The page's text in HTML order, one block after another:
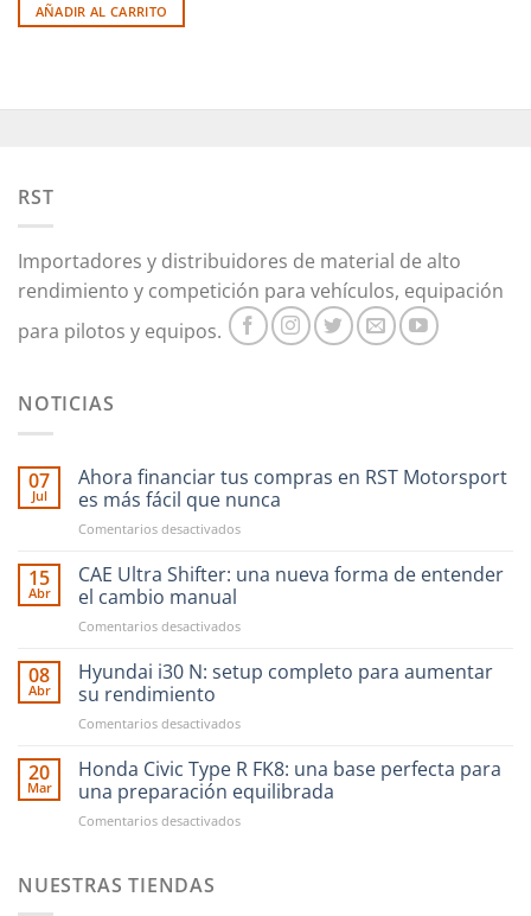
AÑADIR AL CARRITO
RST
Importadores y distribuidores de material de alto
rendimiento y competición para vehículos, equipación
para pilotos y equipos.
NOTICIAS
07
Jul
Ahora financiar tus compras en RST Motorsport
es más fácil que nunca
Comentarios desactivadosen
financiar
en
Motorsport
fácil
nunca
15
Abr
CAE Ultra Shifter: una nueva forma de entender
el cambio manual
Comentarios desactivadosen
Ultra
Shifter:
nueva
de
entender
cambio
08
Abr
Hyundai i30 N: setup completo para aumentar
su rendimiento
Comentarios desactivadosen
i30
setup
completo
20
Mar
Honda Civic Type R FK8: una base perfecta para
una preparación equilibrada
Comentarios desactivadosen
NUESTRAS TIENDAS